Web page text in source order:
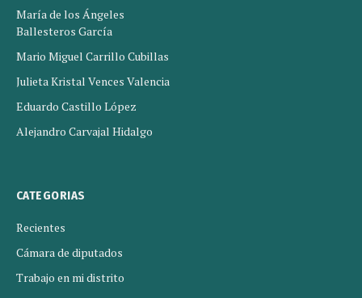
María de los Ángeles
Ballesteros García
Mario Miguel Carrillo Cubillas
Julieta Kristal Vences Valencia
Eduardo Castillo López
Alejandro Carvajal Hidalgo
CATEGORIAS
Recientes
Cámara de diputados
Trabajo en mi distrito